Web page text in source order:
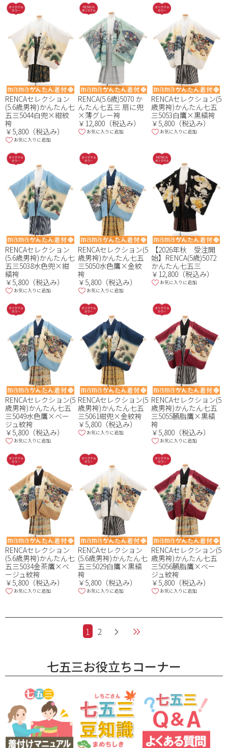
RENCAセレクション
(5.6歳男袴)かんたん七
五三5044白兜×紺紋
袴
￥5,800（税込み）
お気に入りに追加
RENCA(5.6歳)5070 か
んたん七五三 扇に兜
×薄グレー袴
￥12,800（税込み）
お気に入りに追加
RENCAセレクション(5
歳男袴)かんたん七五
三5053白鷹×黒縞袴
￥5,800（税込み）
お気に入りに追加
RENCAセレクション
(5.6歳男袴)かんたん七
五三5038水色兜×紺
縞袴
￥5,800（税込み）
お気に入りに追加
RENCAセレクション(5
歳男袴)かんたん七五
三5050水色鷹×金紋
袴
￥5,800（税込み）
お気に入りに追加
【2026年秋 受注開
始】RENCA(5歳)5072
かんたん七五三
￥12,800（税込み）
お気に入りに追加
RENCAセレクション(5
歳男袴)かんたん七五
三5049水色鷹×ベー
ジュ紋袴
￥5,800（税込み）
お気に入りに追加
RENCAセレクション(5
歳男袴)かんたん七五
三5061紺兜×金紋袴
￥5,800（税込み）
お気に入りに追加
RENCAセレクション(5
歳男袴)かんたん七五
三5055臙脂鷹×黒縞
袴
￥5,800（税込み）
お気に入りに追加
RENCAセレクション
(5.6歳男袴)かんたん七
五三5034金茶鷹×ベ
ージュ紋袴
￥5,800（税込み）
お気に入りに追加
RENCAセレクション
(5.6歳男袴)かんたん七
五三5029白鷹×黒縞
袴
￥5,800（税込み）
お気に入りに追加
RENCAセレクション(5
歳男袴)かんたん七五
三5056臙脂鷹×ベー
ジュ紋袴
￥5,800（税込み）
お気に入りに追加
1 2
七五三お役立ちコーナー